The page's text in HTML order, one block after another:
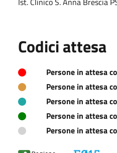
Codici attesa
Persone in attesa
Persone in attesa
Persone in attesa
Persone in attesa
Persone in attesa